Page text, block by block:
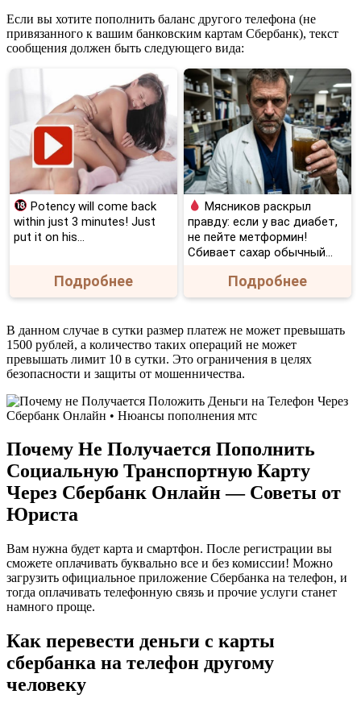
Если вы хотите пополнить баланс другого телефона (не
привязанного к вашим банковским картам Сбербанк), текст
сообщения должен быть следующего вида:
Potency will come back
within just 3 minutes! Just
put it on his…
Подробнее
Мясников раскрыл
правду: если у вас диабет,
не пейте метформин!
Сбивает сахар обычный...
Подробнее
В данном случае в сутки размер платеж не может превышать
1500 рублей, а количество таких операций не может
превышать лимит 10 в сутки. Это ограничения в целях
безопасности и защиты от мошенничества.
Почему Не Получается Пополнить
Социальную Транспортную Карту
Через Сбербанк Онлайн — Советы от
Юриста
Вам нужна будет карта и смартфон. После регистрации вы
сможете оплачивать буквально все и без комиссии! Можно
загрузить официальное приложение Сбербанка на телефон, и
тогда оплачивать телефонную связь и прочие услуги станет
намного проще.
Как перевести деньги с карты
сбербанка на телефон другому
человеку